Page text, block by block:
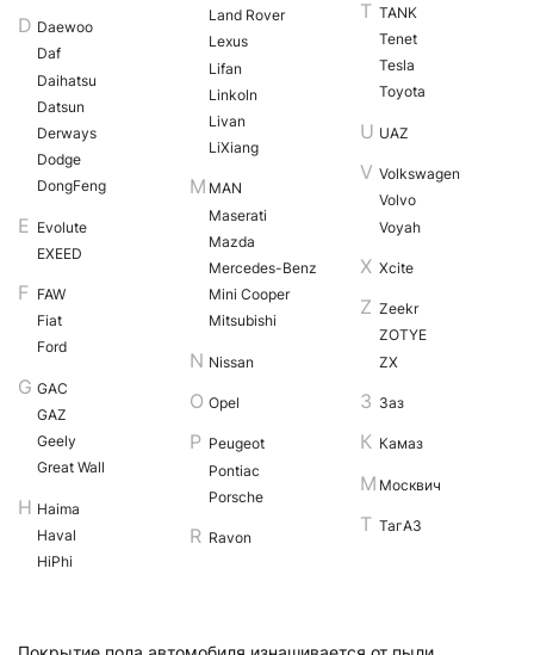
Daewoo
Daf
Daihatsu
Datsun
Derways
Dodge
DongFeng
Evolute
EXEED
FAW
Fiat
Ford
GAC
GAZ
Geely
Great Wall
Haima
Haval
HiPhi
Land Rover
Lexus
Lifan
Linkoln
Livan
LiXiang
MAN
Maserati
Mazda
Mercedes-Benz
Mini Cooper
Mitsubishi
Nissan
Opel
Peugeot
Pontiac
Porsche
Ravon
TANK
Tenet
Tesla
Toyota
UAZ
Volkswagen
Volvo
Voyah
Xcite
Zeekr
ZOTYE
ZX
Заз
Камаз
Москвич
ТагАЗ